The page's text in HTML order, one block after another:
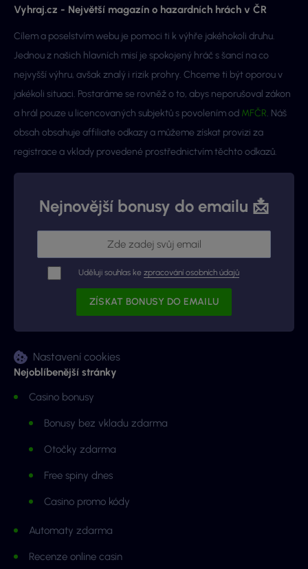
Vyhraj.cz - Největší magazín o hazardních hrách v ČR
Cílem a poselstvím webu je pomoci ti k výhře jakéhokoli druhu.
Jednou z našich hlavních misí je spokojený hráč s šancí na co
nejvyšší výhru, avšak znalý i rizik prohry. Chceme ti být oporou v
jakékoli situaci. Postaráme se rovněž o to, abys neporušoval zákon
a hrál pouze u licencovaných subjektů s povolením od MFČR. Náš
obsah obsahuje affiliate odkazy a můžeme získat provizi za
registrace a vklady provedené prostřednictvím těchto odkazů.
Nejnovější bonusy do emailu 📩
Uděluji souhlas ke zpracování osobních údajů
Nastavení cookies
Nejoblíbenější stránky
Casino bonusy
Bonusy bez vkladu zdarma
Otočky zdarma
Free spiny dnes
Casino promo kódy
Automaty zdarma
Recenze online casin